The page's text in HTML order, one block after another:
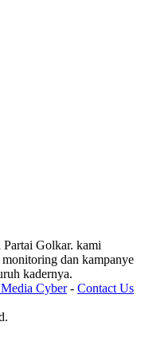
Golkar. kami
dan kampanye
kadernya.
Cyber- Contact Us